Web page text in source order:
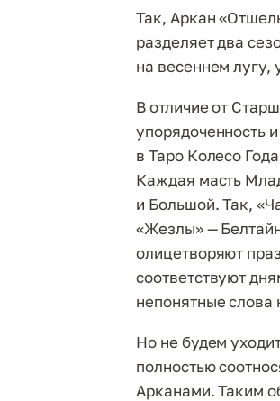
Так, Аркан
разделяет два
на весеннем
В отличие от
упорядоченность
в Таро Колесо
Каждая масть
и Большой. Так,
«Жезлы» —
олицетворяют
соответствуют
непонятные слова
Но не будем
полностью
Арканами. Таким